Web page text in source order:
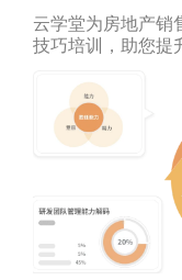
云学堂为房地产销
技巧培训，助您提